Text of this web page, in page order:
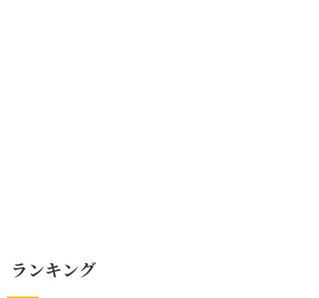
ランキング